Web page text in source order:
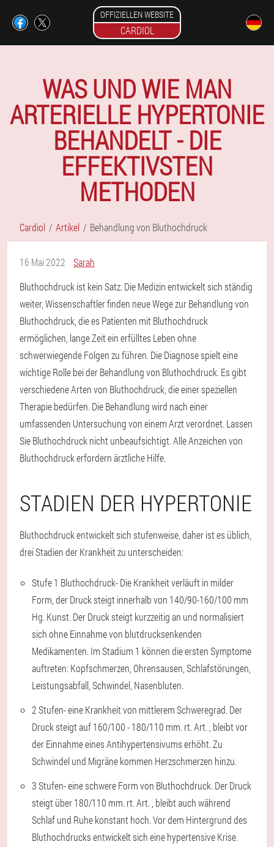
OFFIZIELLEN WEBSITE
CARDIOL
WAS UND WIE MAN
ARTERIELLE HYPERTONIE
BEHANDELT - DIE
EFFEKTIVSTEN
METHODEN
Cardiol Artikel Behandlung von Bluthochdruck
16 Mai 2022
Sarah
Bluthochdruck ist kein Satz. Die Medizin entwickelt sich ständig
weiter, Wissenschaftler finden neue Wege zur Behandlung von
Bluthochdruck, die es Patienten mit Bluthochdruck
ermöglichen, lange Zeit ein erfülltes Leben ohne
schwerwiegende Folgen zu führen. Die Diagnose spielt eine
wichtige Rolle bei der Behandlung von Bluthochdruck. Es gibt
verschiedene Arten von Bluthochdruck, die einer speziellen
Therapie bedürfen. Die Behandlung wird nach einer
umfassenden Untersuchung von einem Arzt verordnet. Lassen
Sie Bluthochdruck nicht unbeaufsichtigt. Alle Anzeichen von
Bluthochdruck erfordern ärztliche Hilfe.
STADIEN DER HYPERTONIE
Bluthochdruck entwickelt sich stufenweise, daher ist es üblich,
drei Stadien der Krankheit zu unterscheiden:
Stufe 1 Bluthochdruck- Die Krankheit verläuft in milder
Form, der Druck steigt innerhalb von 140/90-160/100 mm
Hg. Kunst. Der Druck steigt kurzzeitig an und normalisiert
sich ohne Einnahme von blutdrucksenkenden
Medikamenten. Im Stadium 1 können die ersten Symptome
auftreten: Kopfschmerzen, Ohrensausen, Schlafstörungen,
Leistungsabfall, Schwindel, Nasenbluten.
2 Stufen- eine Krankheit von mittlerem Schweregrad. Der
Druck steigt auf 160/100 - 180/110 mm. rt. Art. , bleibt vor
der Einnahme eines Antihypertensivums erhöht. Zu
Schwindel und Migräne kommen Herzschmerzen hinzu.
3 Stufen- eine schwere Form von Bluthochdruck. Der Druck
steigt über 180/110 mm. rt. Art. , bleibt auch während
Schlaf und Ruhe konstant hoch. Vor dem Hintergrund des
Bluthochdrucks entwickelt sich eine hypertensive Krise.